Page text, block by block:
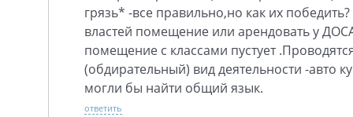
грязь* -все правильно,но как их
властей помещение или арендовать у
помещение с классами пустует
(обдирательный) вид деятельности -авто
могли бы найти общий язык.
ответить